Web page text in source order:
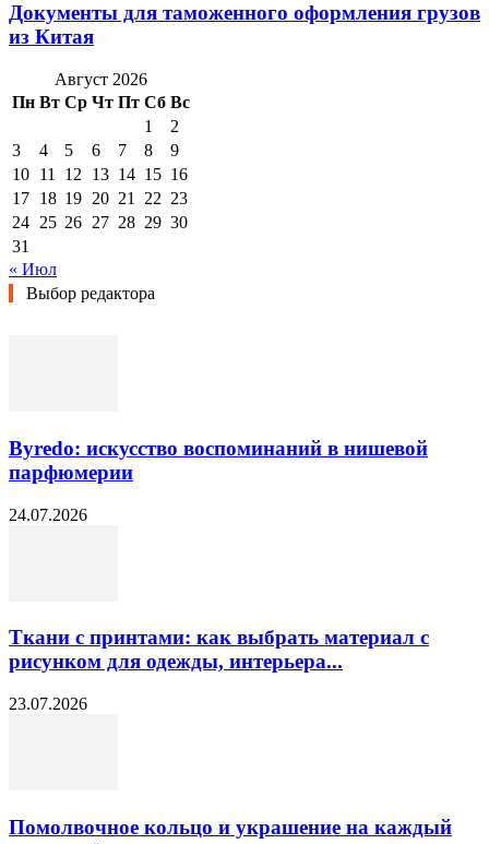
Документы для таможенного оформления грузов
из Китая
Август 2026
Пн Вт Ср Чт Пт Сб Вс
1
2
3
4 5 6 7 8
9
10 11 12 13 14 15 16
17 18 19 20 21 22 23
24 25 26 27 28 29 30
31
« Июл
Выбор редактора
Byredo: искусство воспоминаний в нишевой
парфюмерии
24.07.2026
Ткани с принтами: как выбрать материал с
рисунком для одежды, интерьера...
23.07.2026
Помолвочное кольцо и украшение на каждый